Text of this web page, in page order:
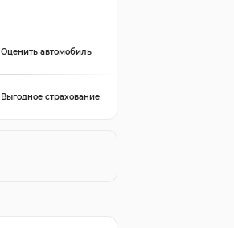
Оценить автомобиль
Выгодное страхование